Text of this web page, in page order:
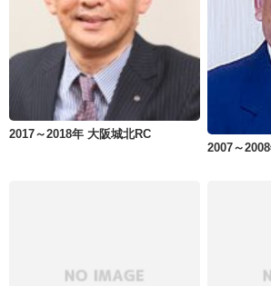
2017～2018年 大阪城北RC
2007～